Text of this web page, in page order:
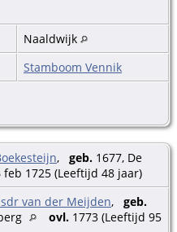
Naaldwijk
Stamboom Vennik
, geb. 1677, De
feb 1725 (Leeftijd 48 jaar)
van der Meijden, geb.
ovl. 1773 (Leeftijd 95